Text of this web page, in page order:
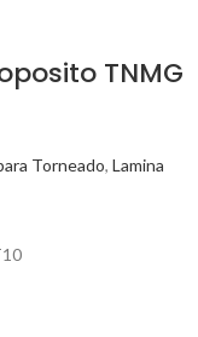
TNMG
Torneado, Lamina